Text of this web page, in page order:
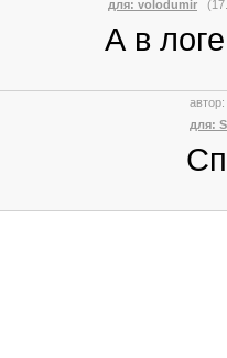
для: volodumir
А в
автор:
для: